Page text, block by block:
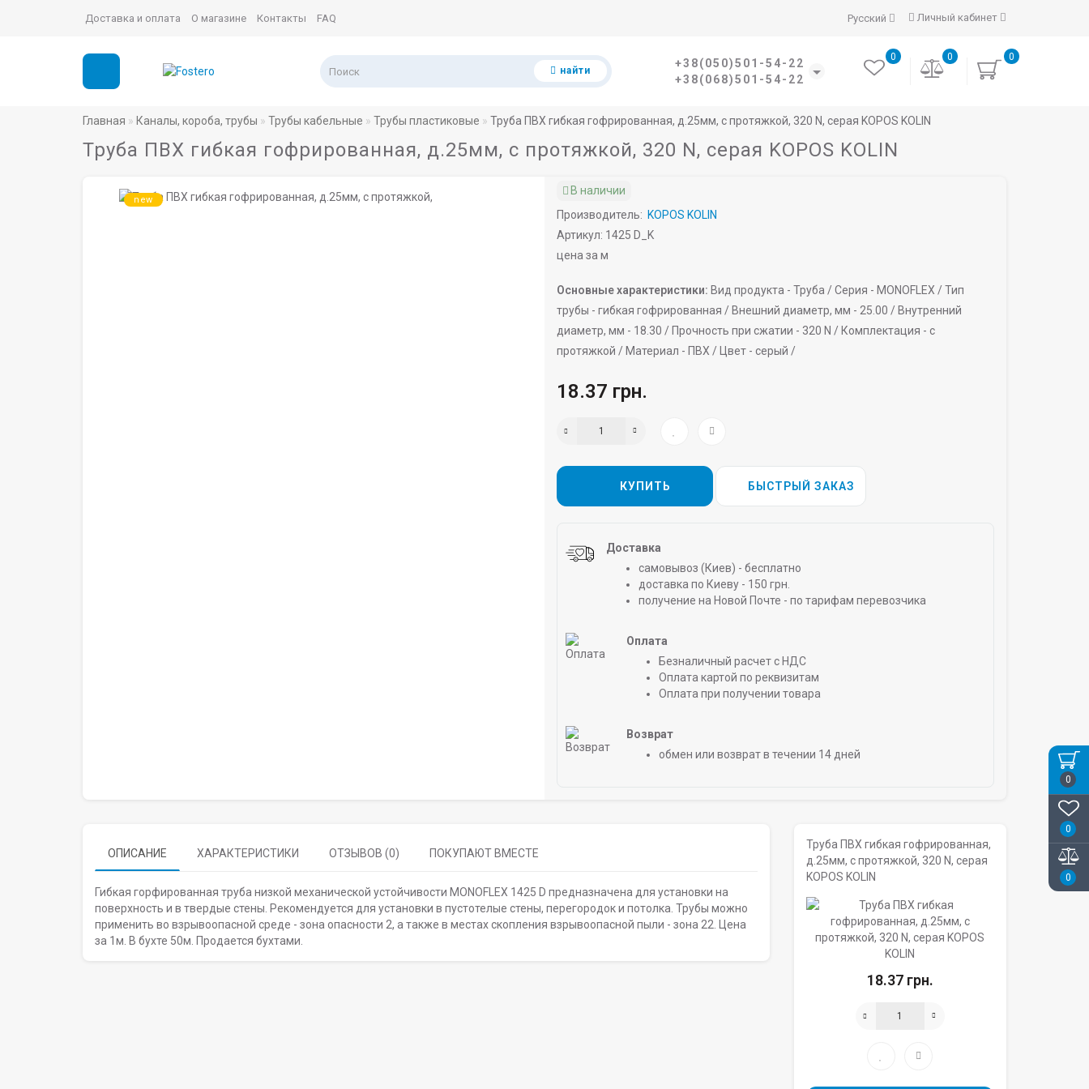
0
0
0
Личный кабинет
Русский
Доставка и оплата О магазине Контакты FAQ
найти
+38(050)501-54-22
+38(068)501-54-22
0
0
0
Главная Каналы, короба, трубы Трубы кабельные Трубы пластиковые Труба ПВХ гибкая гофрированная, д.25мм, с протяжкой, 320 N, серая KOPOS KOLIN
Труба ПВХ гибкая гофрированная, д.25мм, с протяжкой, 320 N, серая KOPOS KOLIN
new
В наличии
Производитель: KOPOS KOLIN
Артикул: 1425 D_K
цена за м
Основные характеристики: Вид продукта - Труба /Серия - MONOFLEX /Тип
трубы - гибкая гофрированная / Внешний диаметр, мм - 25.00 / Внутренний
диаметр, мм - 18.30 / Прочность при сжатии - 320 N / Комплектация - с
протяжкой / Материал - ПВХ / Цвет - серый /
18.37 грн.
КУПИТЬ БЫСТРЫЙ ЗАКАЗ
Доставка
самовывоз (Киев) - бесплатно
доставка по Киеву - 150 грн.
получение на Новой Почте - по тарифам перевозчика
Оплата
Безналичный расчет с НДС
Оплата картой по реквизитам
Оплата при получении товара
Возврат
обмен или возврат в течении 14 дней
ОПИСАНИЕ ХАРАКТЕРИСТИКИ ОТЗЫВОВ (0) ПОКУПАЮТ ВМЕСТЕ
Гибкая горфированная труба низкой механической устойчивости MONOFLEX 1425 D предназначена для установки на
поверхность и в твердые стены. Рекомендуется для установки в пустотелые стены, перегородок и потолка. Трубы можно
применить во взрывоопасной среде - зона опасности 2, а также в местах скопления взрывоопасной пыли - зона 22. Цена
за 1м. В бухте 50м. Продается бухтами.
Труба ПВХ гибкая гофрированная,
д.25мм, с протяжкой, 320 N, серая
KOPOS KOLIN
18.37 грн.